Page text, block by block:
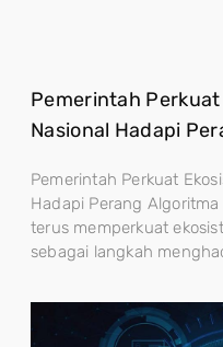
Pemerintah
Nasional Hadapi
Pemerintah Perkuat
Hadapi Perang
terus memperkuat
sebagai langkah